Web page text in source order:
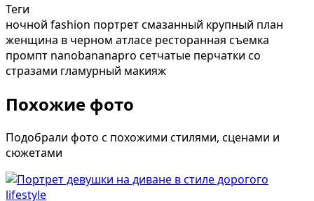
Теги
ночной fashion портретсмазанный крупный план
женщина в черном атласе ресторанная съемка
промпт nanobananapro сетчатые перчатки со
стразами гламурный макияж
Похожие фото
Подобрали фото с похожими стилями, сценами и
сюжетами